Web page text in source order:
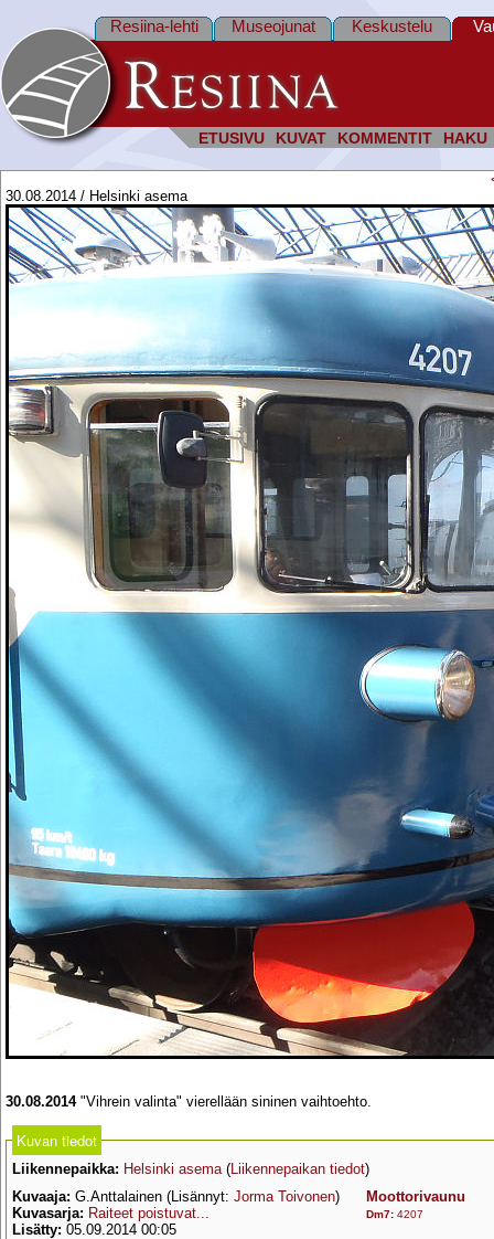
ETUSIVU KUVAT KOMMENTIT HAKU
Resiina-lehti Museojunat Keskustelu
30.08.2014 / Helsinki asema
30.08.2014"Vihrein valinta" vierellään sininen vaihtoehto.
Kuvan tiedot
Liikennepaikka: Helsinki asema(Liikennepaikan tiedot)
Kuvaaja: G.Anttalainen (Lisännyt: Jorma Toivonen)
Kuvasarja: Raiteet poistuvat...
Lisätty: 05.09.2014 00:05
Moottorivaunu
Dm7: 4207